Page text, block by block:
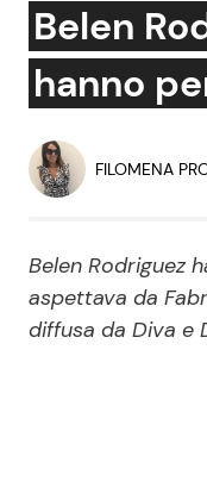
News e
Attualità Italiana
Dal Mondo
Economia
Persone
Belen
hanno
FILOMENA
Belen Rodriguez
aspettava da
diffusa da Diva e